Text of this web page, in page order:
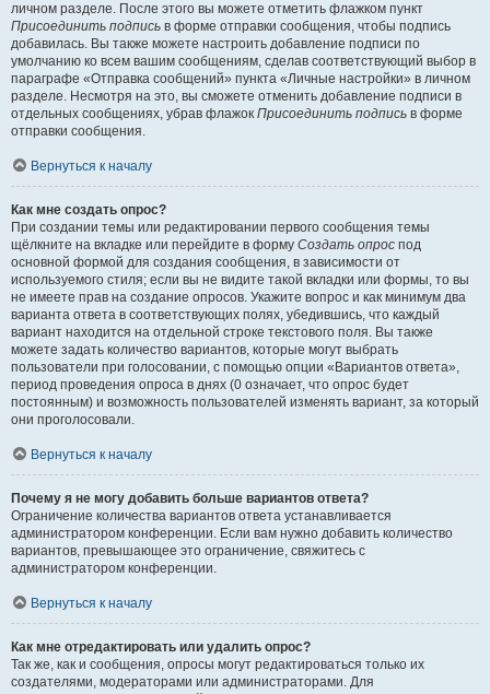
личном разделе. После этого вы можете отметить флажком пункт
Присоединить подпись в форме отправки сообщения, чтобы подпись
добавилась. Вы также можете настроить добавление подписи по
умолчанию ко всем вашим сообщениям, сделав соответствующий выбор в
параграфе «Отправка сообщений» пункта «Личные настройки» в личном
разделе. Несмотря на это, вы сможете отменить добавление подписи в
отдельных сообщениях, убрав флажок Присоединить подпись в форме
отправки сообщения.
Вернуться к началу
Как мне создать опрос?
При создании темы или редактировании первого сообщения темы
щёлкните на вкладке или перейдите в форму Создать опрос под
основной формой для создания сообщения, в зависимости от
используемого стиля; если вы не видите такой вкладки или формы, то вы
не имеете прав на создание опросов. Укажите вопрос и как минимум два
варианта ответа в соответствующих полях, убедившись, что каждый
вариант находится на отдельной строке текстового поля. Вы также
можете задать количество вариантов, которые могут выбрать
пользователи при голосовании, с помощью опции «Вариантов ответа»,
период проведения опроса в днях (0 означает, что опрос будет
постоянным) и возможность пользователей изменять вариант, за который
они проголосовали.
Вернуться к началу
Почему я не могу добавить больше вариантов ответа?
Ограничение количества вариантов ответа устанавливается
администратором конференции. Если вам нужно добавить количество
вариантов, превышающее это ограничение, свяжитесь с
администратором конференции.
Вернуться к началу
Как мне отредактировать или удалить опрос?
Так же, как и сообщения, опросы могут редактироваться только их
создателями, модераторами или администраторами. Для